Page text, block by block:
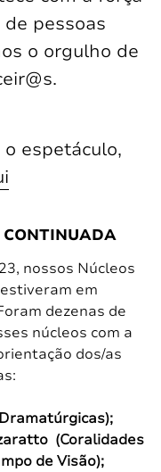
pessoas
o orgulho de
espetáculo,
CONTINUADA
nossos Núcleos
em
dezenas de
núcleos com a
dos/as
(Coralidades
de Visão);